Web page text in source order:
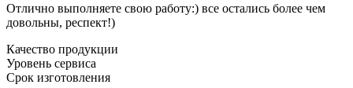
Отлично выполняете свою работу:) все остались более чем
довольны, респект!)
Качество продукции
Уровень сервиса
Срок изготовления